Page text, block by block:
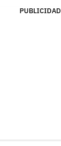
PUBLICIDAD